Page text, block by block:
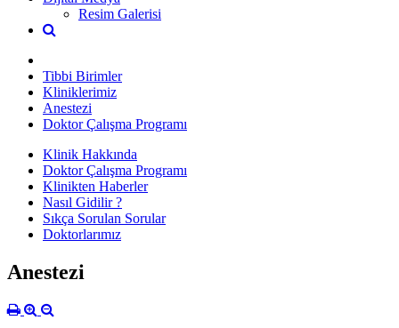
Resim Galerisi
Tibbi Birimler
Kliniklerimiz
Anestezi
Doktor Çalışma Programı
Klinik Hakkında
Doktor Çalışma Programı
Klinikten Haberler
Nasıl Gidilir ?
Sıkça Sorulan Sorular
Doktorlarımız
Anestezi